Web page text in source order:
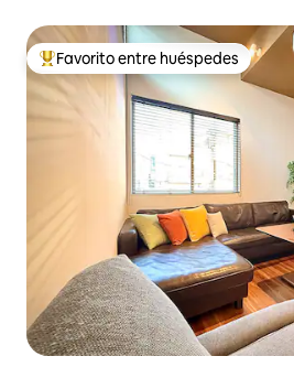
De los mejores en Favorito entre
Favorito entre huéspedes